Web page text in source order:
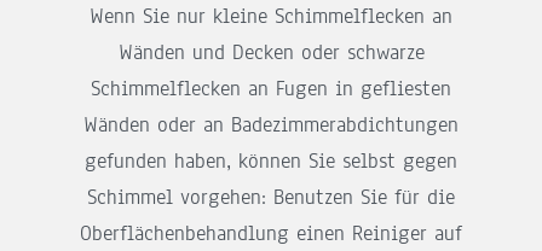
Wenn Sie nur kleine Schimmelflecken an
Wänden und Decken oder schwarze
Schimmelflecken an Fugen in gefliesten
Wänden oder an Badezimmerabdichtungen
gefunden haben, können Sie selbst gegen
Schimmel vorgehen: Benutzen Sie für die
Oberflächenbehandlung einen Reiniger auf